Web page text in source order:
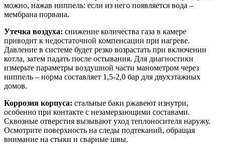
можно, нажав ниппель: если из него появляется вода –
мембрана порвана.
Утечка воздуха: снижение количества газа в камере
приводит к недостаточной компенсации при нагреве.
Давление в системе будет резко возрастать при включении
котла, затем падать после остывания. Для диагностики
измерьте параметры воздушной части манометром через
ниппель – норма составляет 1,5-2,0 бар для двухэтажных
домов.
Коррозия корпуса: стальные баки ржавеют изнутри,
особенно при контакте с незамерзающими составами.
Сквозные отверстия вызывают уход теплоносителя наружу.
Осмотрите поверхность на следы подтеканий, обращая
внимание на стыки и сварные швы.